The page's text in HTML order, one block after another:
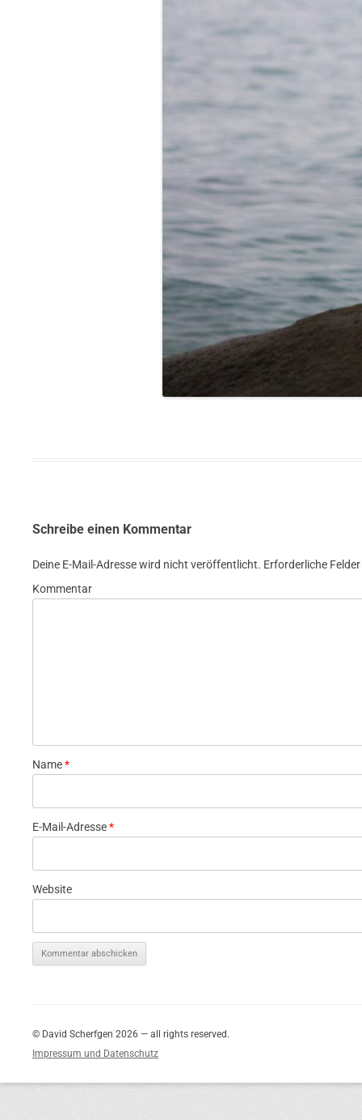
Schreibe einen Kommentar
Deine E-Mail-Adresse wird nicht veröffentlicht. Erforderliche
Kommentar
Name*
E-Mail-Adresse*
Website
© David Scherfgen 2026 — all rights reserved.
Impressum und Datenschutz